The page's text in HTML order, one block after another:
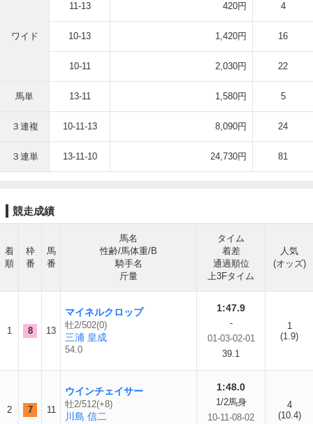
ワイド
11-13 420円 4
10-13 1,420円 16
10-11 2,030円 22
馬単 13-11 1,580円 5
３連複 10-11-13 8,090円 24
３連単 13-11-10 24,730円 81
競走成績
着
順
枠
番
馬
番
馬名
性齢/馬体重/B
騎手名
斤量
タイム
着差
通過順位
上3Fタイム
人気
(オッズ)
1 8 13
マイネルクロップ
牡2/502(0)
三浦 皇成
54.0
1:47.9
-
01-03-02-01
39.1
1
(1.9)
2 7 11
ウインチェイサー
牡2/512(+8)
川島 信二
1:48.0
1/2馬身
10-11-08-02
4
(10.4)